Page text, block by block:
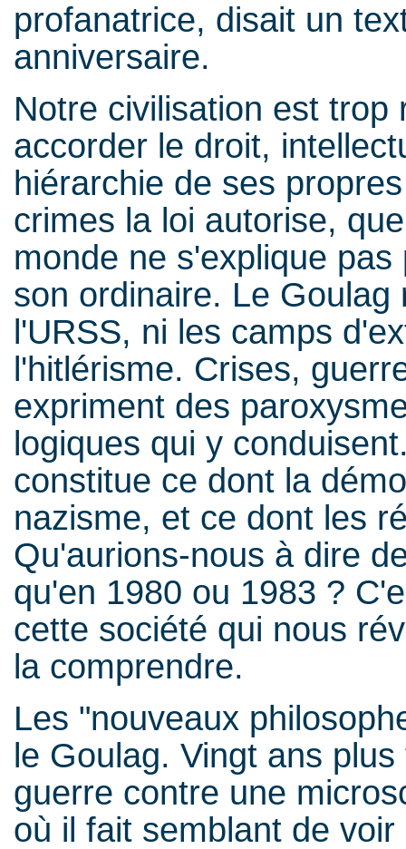
profanatrice, disait un
anniversaire.
Notre civilisation est trop
accorder le droit,
hiérarchie de ses
crimes la loi autorise,
monde ne s'explique
son ordinaire. Le
l'URSS, ni les camps
l'hitlérisme. Crises,
expriment des
logiques qui y
constitue ce dont la
nazisme, et ce dont les
Qu'aurions-nous à dire
qu'en 1980 ou 1983 ?
cette société qui nous
la comprendre.
Les "nouveaux
le Goulag. Vingt ans
guerre contre une
où il fait semblant de